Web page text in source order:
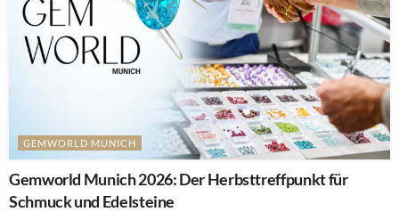
GEMWORLD MUNICH
Gemworld Munich 2026: Der Herbsttreffpunkt für
Schmuck und Edelsteine